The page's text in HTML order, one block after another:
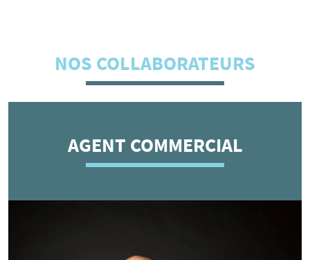
NOS COLLABORATEURS
AGENT COMMERCIAL